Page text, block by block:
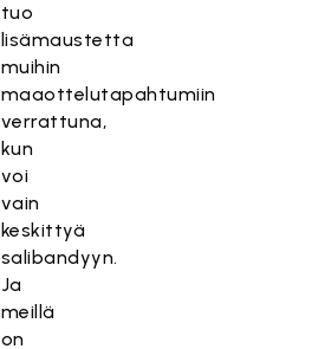
tuo
lisämaustetta
muihin
maaottelutapahtumiin
verrattuna,
kun
voi
vain
keskittyä
salibandyyn.
Ja
meillä
on